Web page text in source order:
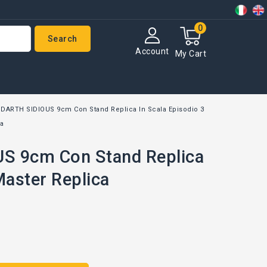
My Cart
0
Account
Search
DARTH SIDIOUS 9cm Con Stand Replica In Scala Episodio 3
9cm Con Stand Replica
Replica